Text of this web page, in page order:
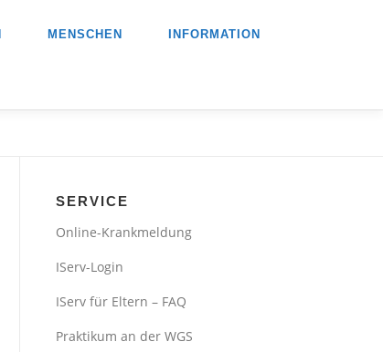
MENSCHEN INFORMATION
SERVICE
Online-Krankmeldung
IServ-Login
IServ für Eltern – FAQ
Praktikum an der WGS